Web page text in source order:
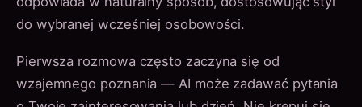
do wybranej wcześniej osobowości.
Pierwsza rozmowa często zaczyna się od
wzajemnego poznania — AI może zadawać pytania